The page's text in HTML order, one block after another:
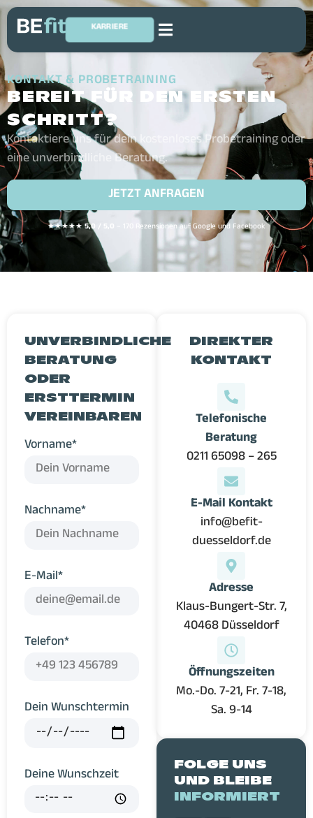
KARRIERE
KONTAKT & PROBETRAINING
BEREIT FÜR DEN ERSTEN
SCHRITT?
Kontaktiere uns für dein kostenloses Probetraining oder
eine unverbindliche Beratung.
JETZT ANFRAGEN
★★★★★5,0 / 5,0 – 170 Rezensionen auf Google und Facebook
UNVERBINDLICHE
BERATUNG
ODER
ERSTTERMIN
VEREINBAREN
Vorname*
Nachname*
E-Mail*
Telefon*
Dein Wunschtermin
Deine Wunschzeit
DIREKTER
KONTAKT
Telefonische
Beratung
0211 65098 – 265
E-Mail Kontakt
info@befit-
duesseldorf.de
Adresse
Klaus-Bungert-Str. 7,
40468 Düsseldorf
Öffnungszeiten
Mo.-Do. 7-21, Fr. 7-18,
Sa. 9-14
FOLGE UNS
UND BLEIBE
INFORMIERT